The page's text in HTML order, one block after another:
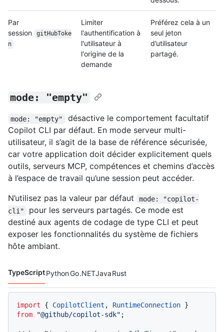
Par
session
gitHubToke
n
Limiter
l'authentification à
l'utilisateur à
l'origine de la
demande
Préférez cela à un
seul jeton
d’utilisateur
partagé.
mode: "empty"
mode: "empty"
désactive le comportement facultatif
Copilot CLI par défaut. En mode serveur multi-
utilisateur, il s’agit de la base de référence sécurisée,
car votre application doit décider explicitement quels
outils, serveurs MCP, compétences et chemins d’accès
à l’espace de travail qu’une session peut accéder.
N’utilisez pas la valeur par défaut
mode: "copilot-
cli"
pour les serveurs partagés. Ce mode est
destiné aux agents de codage de type CLI et peut
exposer les fonctionnalités du système de fichiers
hôte ambiant.
Langages de code navigation
TypeScriptPythonGo.NETJavaRust
import { CopilotClient , RuntimeConnection
from
"@github/copilot-sdk" ;